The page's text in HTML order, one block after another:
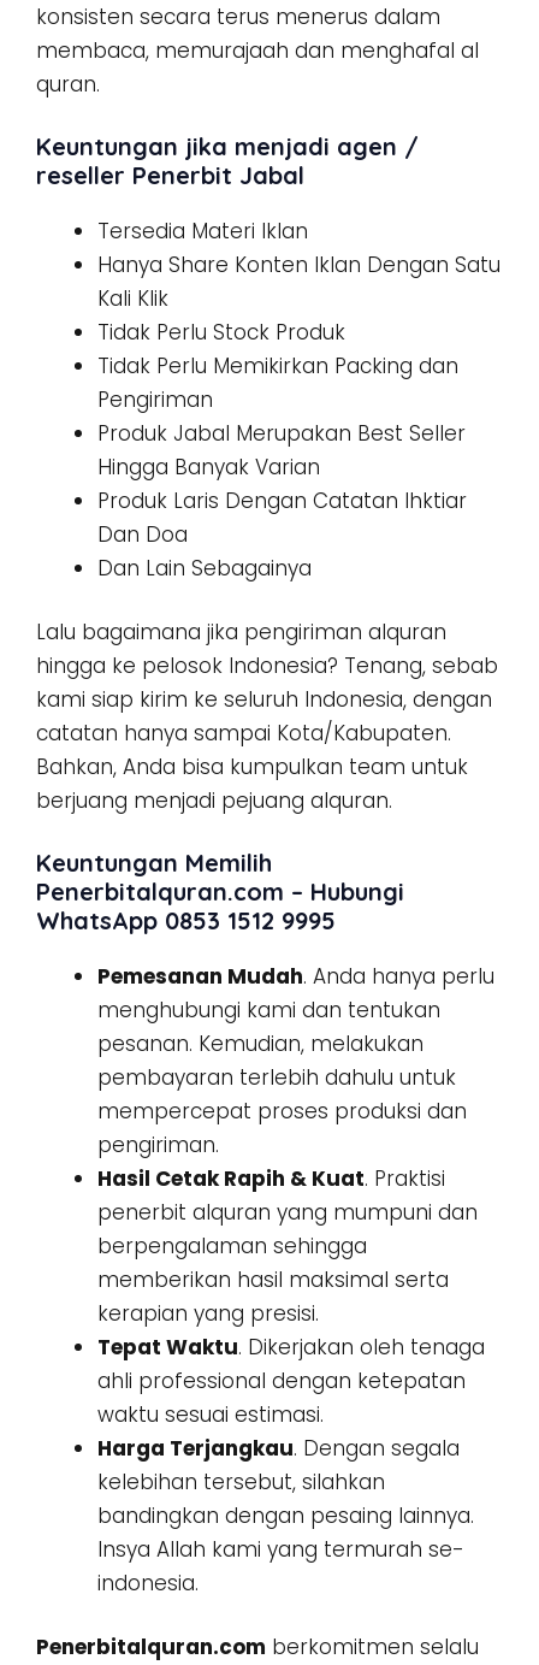
konsisten secara terus menerus dalam
membaca, memurajaah dan menghafal al
quran.
Keuntungan jika menjadi agen /
reseller Penerbit Jabal
Tersedia Materi Iklan
Hanya Share Konten Iklan Dengan Satu
Kali Klik
Tidak Perlu Stock Produk
Tidak Perlu Memikirkan Packing dan
Pengiriman
Produk Jabal Merupakan Best Seller
Hingga Banyak Varian
Produk Laris Dengan Catatan Ihktiar
Dan Doa
Dan Lain Sebagainya
Lalu bagaimana jika pengiriman alquran
hingga ke pelosok Indonesia? Tenang, sebab
kami siap kirim ke seluruh Indonesia, dengan
catatan hanya sampai Kota/Kabupaten.
Bahkan, Anda bisa kumpulkan team untuk
berjuang menjadi pejuang alquran.
Keuntungan Memilih
Penerbitalquran.com – Hubungi
WhatsApp 0853 1512 9995
Pemesanan Mudah. Anda hanya perlu
menghubungi kami dan tentukan
pesanan. Kemudian, melakukan
pembayaran terlebih dahulu untuk
mempercepat proses produksi dan
pengiriman.
Hasil Cetak Rapih & Kuat. Praktisi
penerbit alquran yang mumpuni dan
berpengalaman sehingga
memberikan hasil maksimal serta
kerapian yang presisi.
Tepat Waktu. Dikerjakan oleh tenaga
ahli professional dengan ketepatan
waktu sesuai estimasi.
Harga Terjangkau. Dengan segala
kelebihan tersebut, silahkan
bandingkan dengan pesaing lainnya.
Insya Allah kami yang termurah se-
indonesia.
Penerbitalquran.com berkomitmen selalu